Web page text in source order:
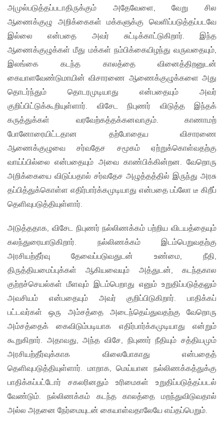
அமுல்படுத்தப்படாதிருக்கும் அதேவேளை, வேறு சில
ஆணைக்குழு அறிக்கைகள் மக்களுக்கு வெளிப்படுத்தப்படவே
இல்லை என்பதை அவர் சுட்டிக்காட்டுகிறார். இந்த
ஆணைக்குழுக்கள் மீது மக்கள் நம்பிக்கையிழந்து வருவதையும்,
இலங்கை கடந்த காலத்தை வினைத்திறனுடன்
கையாளவேண்டுமாயின் விசாரணை ஆணைக்குழுக்களை அது
தொடர்ந்தும் தொடரமுடியாது என்பதையும் அவர்
குறிப்பிட்டுக்கூறியுள்ளார். விசேட நிபுணர் விடுத்த இந்தக்
கருத்துக்கள் வரவேற்கத்தக்கனவாகும். காணாமற்
போனோரையிட்டதான தற்போதைய விசாரணை
ஆணைக்குழுவை சர்வதேச சமூகம் ஏற்றுக்கொள்வதற்கு
வாய்ப்பில்லை என்பதையும் அவை காண்பிக்கின்றன. வேறொரு
அறிக்கையை விடுப்பதால் சர்வதேச அழுத்தத்தில் இருந்து அரசு
தப்பித்துக்கொள்ள எதிர்பார்க்கமுடியாது என்பதை பப்லோ டீ கிறீப்
தெளிவுபடுத்தியுள்ளார்.
அடுத்ததாக, விசேட நிபுணர் நல்லிணக்கம் பற்றிய விடயத்தையும்
கலந்துரையாடுகிறார். நல்லிணக்கம் இடம்பெறுவதற்கு
அரசியற்தீர்வு தேவைப்படுவதுடன் உண்மை, நீதி,
திருத்தியமைப்புக்கள் ஆகியவையும் அத்துடன், கடந்தகால
குற்றச்செயல்கள் மீளவும் இடம்பெறாது எனும் உறுதிப்படுத்தலும்
அவசியம் என்பதையும் அவர் குறிப்பிடுகிறார். பாதிக்கப்
பட்டவர்கள் ஒரு அம்சத்தை அடைந்தெய்துவதற்கு வேறொரு
அம்சத்தைக் கைவிடும்படியாக எதிர்பார்க்கமுடியாது என்றும்
கூறுகிறார். அதாவது, அந்த விசே, நிபுணர் நீதியும் சத்தியமும்
அரசியற்தீர்வுக்காக விலைபோகாது என்பதைத்
தெளிவுபடுத்தியுள்ளார். மாறாக, மெய்யான நல்லிணக்கத்துக்கு
பாதிக்கப்பட்டோர் சகலரினதும் உரிமைகள் உறுதிப்படுத்தப்படல்
வேண்டும். நல்லிணக்கம் கடந்த காலத்தை மறந்துவிடுவதால்
அல்ல அதனை நேர்மையுடன் கையாள்வதாலேயே எய்தப்பெறும்.